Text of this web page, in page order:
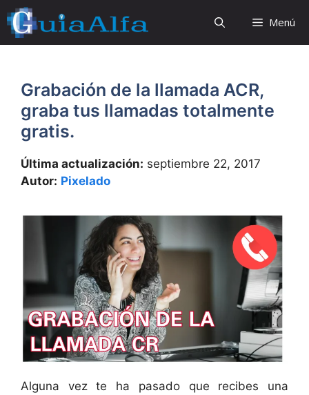
Saltar
al
contenido
Menú
Grabación de la llamada ACR,
graba tus llamadas totalmente
gratis.
Última actualización: septiembre 22, 2017
Autor: Pixelado
Alguna vez te ha pasado que recibes una